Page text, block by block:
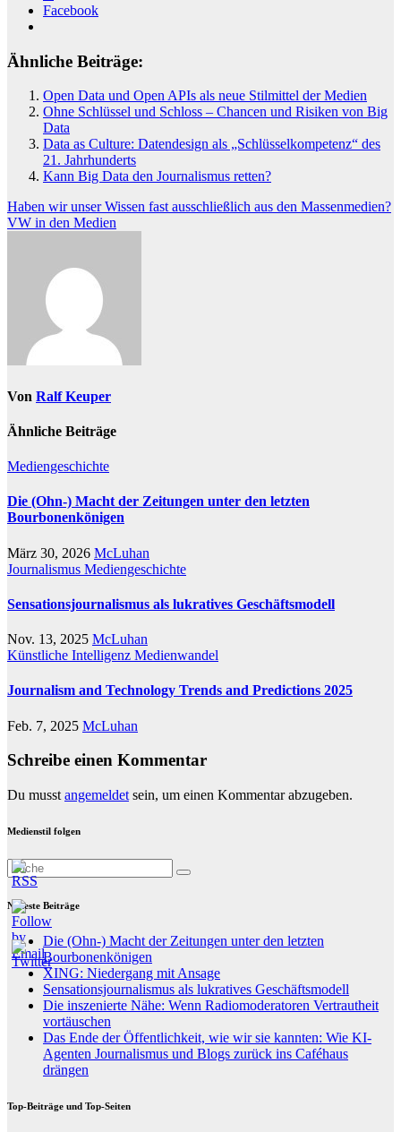
Facebook
Ähnliche Beiträge:
Open Data und Open APIs als neue Stilmittel der Medien
Ohne Schlüssel und Schloss – Chancen und Risiken von Big
Data
Data as Culture: Datendesign als „Schlüsselkompetenz“ des
21. Jahrhunderts
Kann Big Data den Journalismus retten?
Beitragsnavigation
Haben wir unser Wissen fast ausschließlich aus den Massenmedien?
VW in den Medien
Von Ralf Keuper
Ähnliche Beiträge
Mediengeschichte
Die (Ohn-) Macht der Zeitungen unter den letzten
Bourbonenkönigen
März 30, 2026 McLuhan
Journalismus Mediengeschichte
Sensationsjournalismus als lukratives Geschäftsmodell
Nov. 13, 2025 McLuhan
Künstliche Intelligenz Medienwandel
Journalism and Technology Trends and Predictions 2025
Feb. 7, 2025 McLuhan
Schreibe einen Kommentar
Du musst angemeldet sein, um einen Kommentar abzugeben.
Medienstil folgen
Neueste Beiträge
Die (Ohn-) Macht der Zeitungen unter den letzten
Bourbonenkönigen
XING: Niedergang mit Ansage
Sensationsjournalismus als lukratives Geschäftsmodell
Die inszenierte Nähe: Wenn Radiomoderatoren Vertrautheit
vortäuschen
Das Ende der Öffentlichkeit, wie wir sie kannten: Wie KI-
Agenten Journalismus und Blogs zurück ins Caféhaus
drängen
Top-Beiträge und Top-Seiten